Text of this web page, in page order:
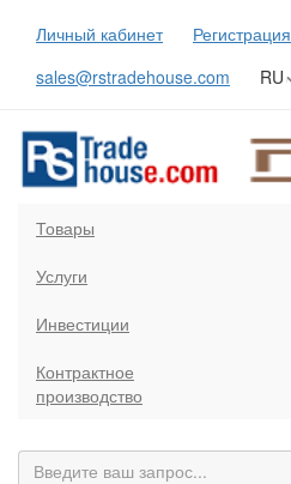
Личный кабинет
Регистрация
sales@rstradehouse.com
RU
Товары
Услуги
Инвестиции
Контрактное
производство